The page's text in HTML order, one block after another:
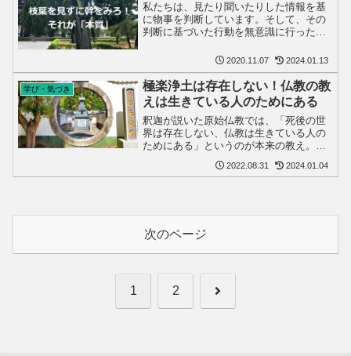
私たちは、見たり聞いたりした情報を基
に物事を判断しています。そして、その
判断に基づいた行動を無意識に行った結
ないでしょうか。これは、行動の基とな
る「情報」のインプットの際に、ある種
のフィルターを自分で掛け...
2020.11.07 2024.01.13
学び・気づき
極楽浄土は存在しない！仏教の教
えは生きている人のためにある
釈迦が説いた原始仏教では、「死後の世
界は存在しない、仏教は生きている人の
ためにある」というのが本来の教え。死
んだ人間はただの物質であり、極楽浄土
や地獄に行くことはない、ましてや輪廻
2022.08.31 2024.01.04
次のページ
1 2 次